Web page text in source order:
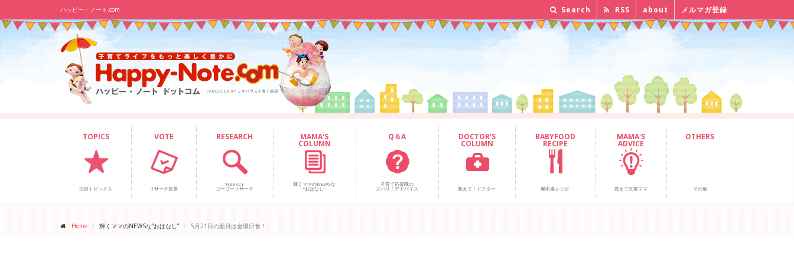
ハッピー・ノート.com Search RSS about メルマガ登録
TOPICS
注目トピックス
VOTE
リサーチ投票
RESEARCH
WEEKLY
ゴーゴーリサーチ
MAMA'S
COLUMN
輝くママのNEWSな
“おはなし”
Q＆A
子育て応援隊の
ズバリ！アドバイス
DOCTOR'S
COLUMN
教えて！ドクター
BABYFOOD
RECIPE
離乳食レシピ
MAMA'S
ADVICE
教えて先輩ママ
OTHERS
その他
Home 輝くママのNEWSな“おはなし” 5月21日の新月は金環日食！